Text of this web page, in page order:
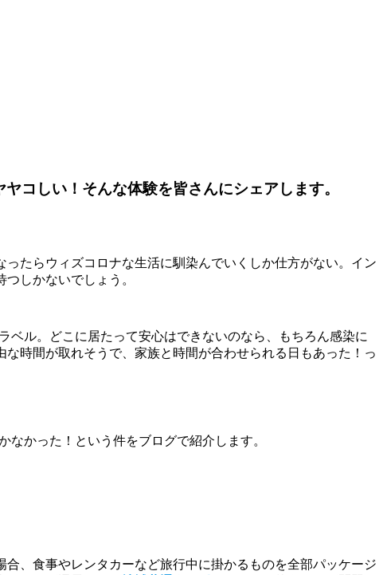
コしい！そんな体験を皆さんにシェアします。
たらウィズコロナな生活に馴染んでいくしか仕方がない。イン
しかないでしょう。
ベル。どこに居たって安心はできないのなら、もちろん感染に
な時間が取れそうで、家族と時間が合わせられる日もあった！っ
かった！という件をブログで紹介します。
、食事やレンタカーなど旅行中に掛かるものを全部パッケージ